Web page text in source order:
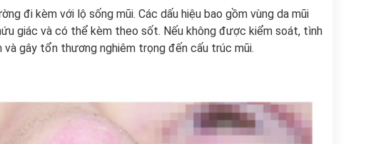
đi kèm với lộ sống mũi. Các dấu hiệu bao gồm vùng da mũi
giác và có thể kèm theo sốt. Nếu không được kiểm soát, tình
gây tổn thương nghiêm trọng đến cấu trúc mũi.